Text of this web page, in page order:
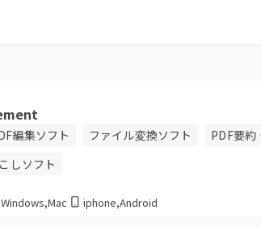
編集ソフト ファイル変換ソフト PDF要約
しソフト
Windows,Mac iphone,Android